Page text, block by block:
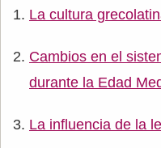
La cultura
Cambios en el
durante la Edad
La influencia de la